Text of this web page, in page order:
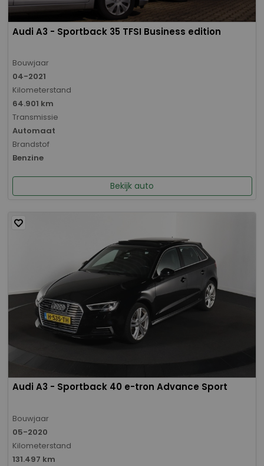
Audi A3 - Sportback 35 TFSI Business edition
Bouwjaar
04-2021
Kilometerstand
64.901 km
Transmissie
Automaat
Brandstof
Benzine
Bekijk auto
Audi A3 - Sportback 40 e-tron Advance Sport
Bouwjaar
05-2020
Kilometerstand
131.497 km